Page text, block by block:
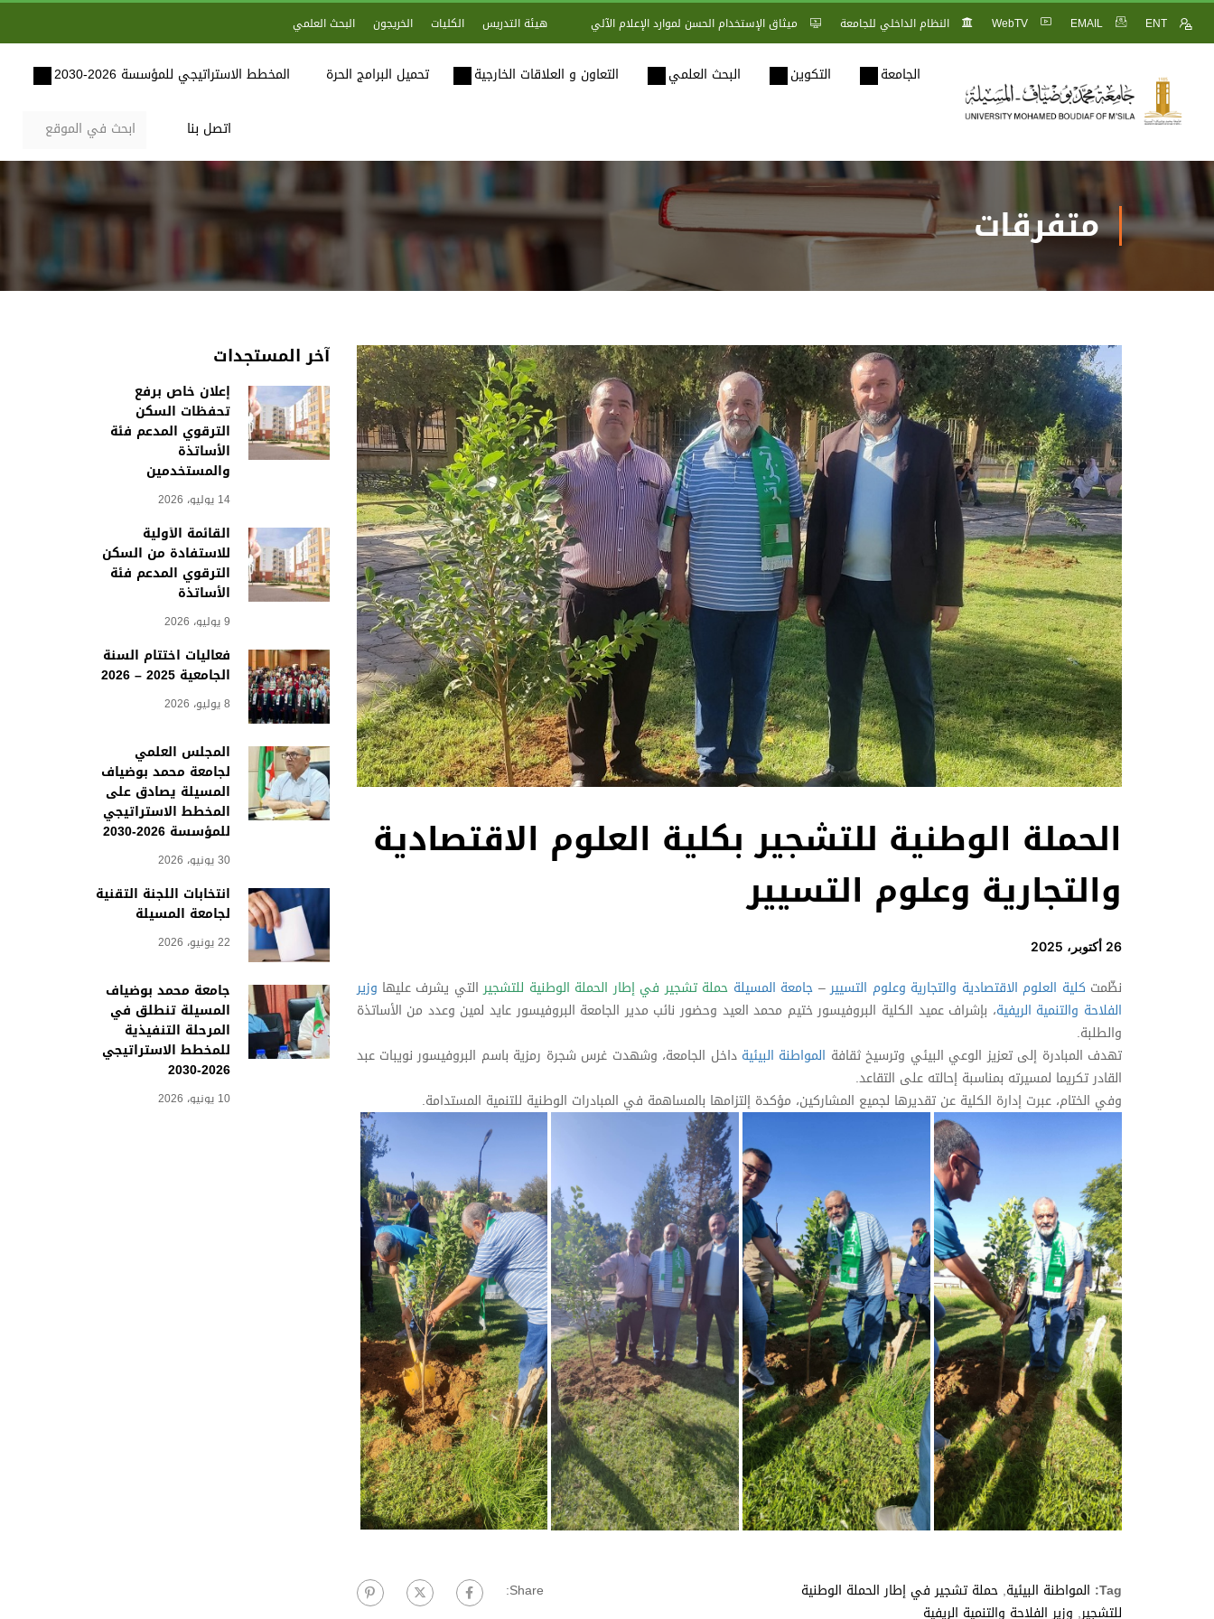
ENT
EMAIL
WebTV النظام الداخلي للجامعة ميثاق الإستخدام الحسن لموارد الإعلام الآلي هيئة التدريس الكليات الخريجون البحث العلمي
الجامعة التكوين البحث العلمي التعاون و العلاقات الخارجية تحميل البرامج الحرة المخطط الاستراتيجي للمؤسسة 2026-2030
اتصل بنا
متفرقات
الحملة الوطنية للتشجير بكلية العلوم الاقتصادية
والتجارية وعلوم التسيير
26 أكتوبر، 2025
نظّمت كلية العلوم الاقتصادية والتجارية وعلوم التسيير– جامعة المسيلة حملة تشجير في إطار الحملة الوطنية للتشجيرالتي يشرف عليها وزير
الفلاحة والتنمية الريفية، بإشراف عميد الكلية البروفيسور ختيم محمد العيد وحضور نائب مدير الجامعة البروفيسور عايد لمين وعدد من الأساتذة
والطلبة.
تهدف المبادرة إلى تعزيز الوعي البيئي وترسيخ ثقافة المواطنة البيئية داخل الجامعة، وشهدت غرس شجرة رمزية باسم البروفيسور نويبات عبد
القادر تكريما لمسيرته بمناسبة إحالته على التقاعد.
وفي الختام، عبرت إدارة الكلية عن تقديرها لجميع المشاركين، مؤكدة إلتزامها بالمساهمة في المبادرات الوطنية للتنمية المستدامة.
Tag: المواطنة البيئية, حملة تشجير في إطار الحملة الوطنية
للتشجير, وزير الفلاحة والتنمية الريفية
Share:
آخر المستجدات
إعلان خاص برفع
تحفظات السكن
الترقوي المدعم فئة
الأساتذة
والمستخدمين
14 يوليو، 2026
القائمة الأولية
للاستفادة من السكن
الترقوي المدعم فئة
الأساتذة
9 يوليو، 2026
فعاليات اختتام السنة
الجامعية 2025 – 2026
8 يوليو، 2026
المجلس العلمي
لجامعة محمد بوضياف
المسيلة يصادق على
المخطط الاستراتيجي
للمؤسسة 2026-2030
30 يونيو، 2026
انتخابات اللجنة التقنية
لجامعة المسيلة
22 يونيو، 2026
جامعة محمد بوضياف
المسيلة تنطلق في
المرحلة التنفيذية
للمخطط الاستراتيجي
2026-2030
10 يونيو، 2026